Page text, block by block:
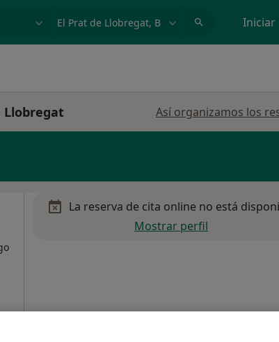
o nombre Iniciar
Llobregat Así organizamos los
La reserva de cita online no está
Mostrar perfil